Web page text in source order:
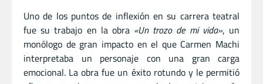
Uno de los puntos de inflexión en su carrera teatral
fue su trabajo en la obra «Un trozo de mi vida», un
monólogo de gran impacto en el que Carmen Machi
interpretaba un personaje con una gran carga
emocional. La obra fue un éxito rotundo y le permitió